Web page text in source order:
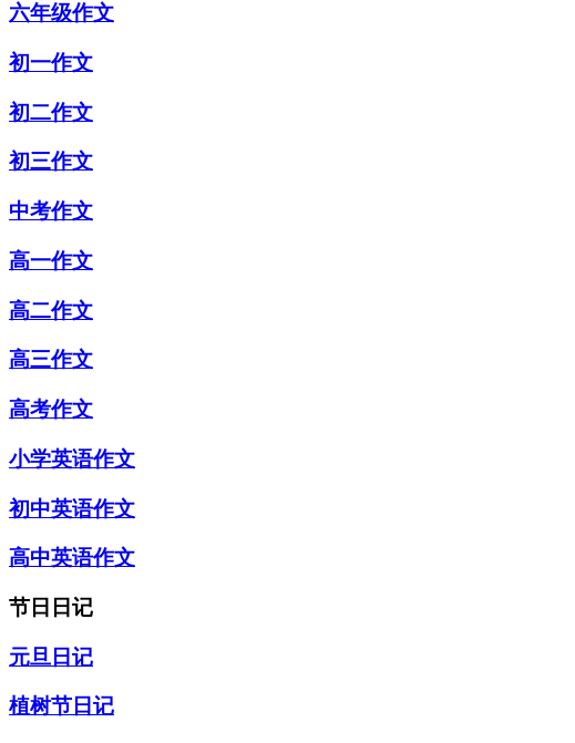
六年级作文
初一作文
初二作文
初三作文
中考作文
高一作文
高二作文
高三作文
高考作文
小学英语作文
初中英语作文
高中英语作文
节日日记
元旦日记
植树节日记